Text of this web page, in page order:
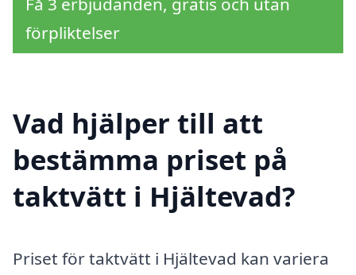
förpliktelser
Vad hjälper till att
bestämma priset på
taktvätt i Hjältevad?
Priset för taktvätt i Hjältevad kan variera